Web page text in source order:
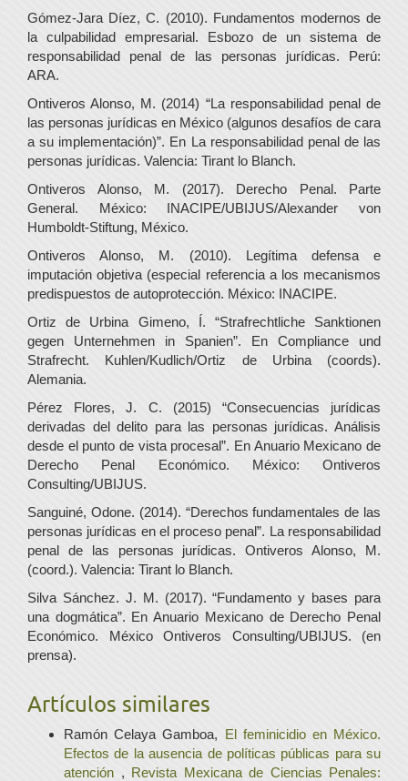
Gómez-Jara Díez, C. (2010). Fundamentos modernos de
la culpabilidad empresarial. Esbozo de un sistema de
responsabilidad penal de las personas jurídicas. Perú:
ARA.
Ontiveros Alonso, M. (2014) “La responsabilidad penal de
las personas jurídicas en México (algunos desafíos de cara
a su implementación)”. En La responsabilidad penal de las
personas jurídicas. Valencia: Tirant lo Blanch.
Ontiveros Alonso, M. (2017). Derecho Penal. Parte
General. México: INACIPE/UBIJUS/Alexander von
Humboldt-Stiftung, México.
Ontiveros Alonso, M. (2010). Legítima defensa e
imputación objetiva (especial referencia a los mecanismos
predispuestos de autoprotección. México: INACIPE.
Ortiz de Urbina Gimeno, Í. “Strafrechtliche Sanktionen
gegen Unternehmen in Spanien”. En Compliance und
Strafrecht. Kuhlen/Kudlich/Ortiz de Urbina (coords).
Alemania.
Pérez Flores, J. C. (2015) “Consecuencias jurídicas
derivadas del delito para las personas jurídicas. Análisis
desde el punto de vista procesal”. En Anuario Mexicano de
Derecho Penal Económico. México: Ontiveros
Consulting/UBIJUS.
Sanguiné, Odone. (2014). “Derechos fundamentales de las
personas jurídicas en el proceso penal”. La responsabilidad
penal de las personas jurídicas. Ontiveros Alonso, M.
(coord.). Valencia: Tirant lo Blanch.
Silva Sánchez. J. M. (2017). “Fundamento y bases para
una dogmática”. En Anuario Mexicano de Derecho Penal
Económico. México Ontiveros Consulting/UBIJUS. (en
prensa).
Artículos similares
Ramón Celaya Gamboa, El feminicidio en México.
Efectos de la ausencia de políticas públicas para su
atención , Revista Mexicana de Ciencias Penales: